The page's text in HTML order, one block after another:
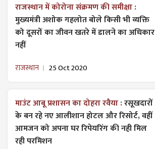
राजस्थान में कोरोना संक्रमण की समीक्षा :
मुख्यमंत्री अशोक गहलोत बोले किसी भी व्यक्ति
को दूसरों का जीवन खतरे में डालने का अधिकार
नहीं
राजस्थान 25 Oct 2020
माउंट आबू प्रशासन का दोहरा रवैया :रसूखदारों
के बन रहे नए आलीशान होटल और रिसोर्ट, वहीं
आमजन को अपना घर रिपेयरिंग की नही मिल
रही परमिशन